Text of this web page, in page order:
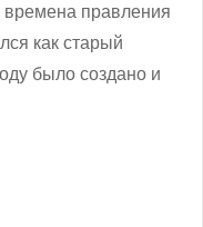
времена правления
как старый
было создано и